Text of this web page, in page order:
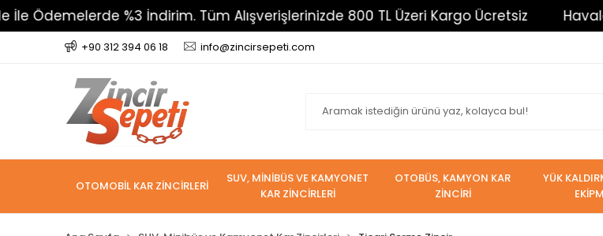
%3 İndirim. Tüm Alışverişlerinizde 800 TL Üzeri Kargo Ücretsiz Havale İle
+90 312 394 06 18 info@zincirsepeti.com
OTOMOBİL KAR ZİNCİRLERİ
SUV, MİNİBÜS VE KAMYONET
KAR ZİNCİRLERİ
OTOBÜS, KAMYON KAR
ZİNCİRİ
YÜK